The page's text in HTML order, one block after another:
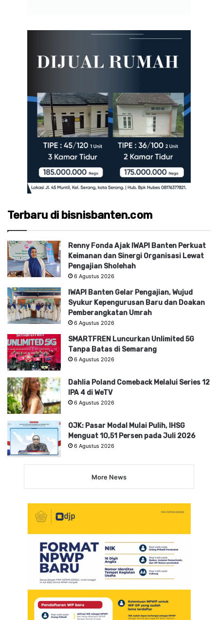
Terbaru di bisnisbanten.com
Renny Fonda Ajak IWAPI Banten Perkuat
Keimanan dan Sinergi Organisasi Lewat
Pengajian Sholehah
6 Agustus 2026
IWAPI Banten Gelar Pengajian, Wujud
Syukur Kepengurusan Baru dan Doakan
Pemberangkatan Umrah
6 Agustus 2026
SMARTFREN Luncurkan Unlimited 5G
Tanpa Batas di Semarang
6 Agustus 2026
Dahlia Poland Comeback Melalui Series 12
IPA 4 di WeTV
6 Agustus 2026
OJK: Pasar Modal Mulai Pulih, IHSG
Menguat 10,51 Persen pada Juli 2026
6 Agustus 2026
More News